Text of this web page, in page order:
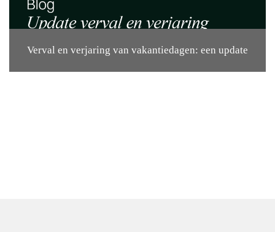
Verval en verjaring van vakantiedagen: een update